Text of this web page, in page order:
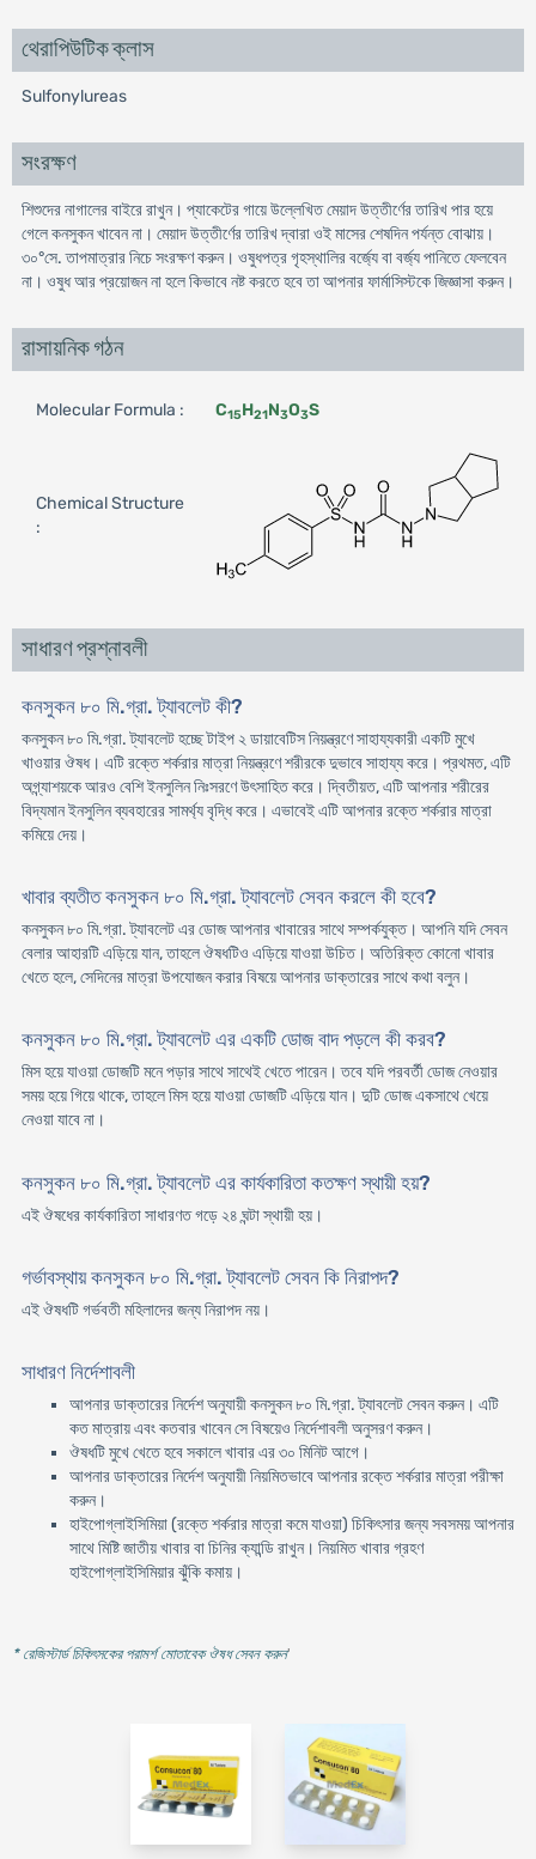
থেরাপিউটিক ক্লাস
Sulfonylureas
সংরক্ষণ
শিশুদের নাগালের বাইরে রাখুন। প্যাকেটের গায়ে উল্লেখিত মেয়াদ উত্তীর্ণের তারিখ পার হয়ে
গেলে কনসুকন খাবেন না। মেয়াদ উত্তীর্ণের তারিখ দ্বারা ওই মাসের শেষদিন পর্যন্ত বোঝায়।
৩০°সে. তাপমাত্রার নিচে সংরক্ষণ করুন। ওষুধপত্র গৃহস্থালির বর্জ্যে বা বর্জ্য পানিতে ফেলবেন
না। ওষুধ আর প্রয়োজন না হলে কিভাবে নষ্ট করতে হবে তা আপনার ফার্মাসিস্টকে জিজ্ঞাসা করুন।
রাসায়নিক গঠন
Molecular Formula : C15H21N3O3S
Chemical Structure
:
সাধারণ প্রশ্নাবলী
কনসুকন ৮০ মি.গ্রা. ট্যাবলেট কী?
কনসুকন ৮০ মি.গ্রা. ট্যাবলেট হচ্ছে টাইপ ২ ডায়াবেটিস নিয়ন্ত্রণে সাহায্যকারী একটি মুখে
খাওয়ার ঔষধ। এটি রক্তে শর্করার মাত্রা নিয়ন্ত্রণে শরীরকে দুভাবে সাহায্য করে। প্রথমত, এটি
অগ্ন্যাশয়কে আরও বেশি ইনসুলিন নিঃসরণে উৎসাহিত করে। দ্বিতীয়ত, এটি আপনার শরীরের
বিদ্যমান ইনসুলিন ব্যবহারের সামর্থ্য বৃদ্ধি করে। এভাবেই এটি আপনার রক্তে শর্করার মাত্রা
কমিয়ে দেয়।
খাবার ব্যতীত কনসুকন ৮০ মি.গ্রা. ট্যাবলেট সেবন করলে কী হবে?
কনসুকন ৮০ মি.গ্রা. ট্যাবলেট এর ডোজ আপনার খাবারের সাথে সম্পর্কযুক্ত। আপনি যদি সেবন
বেলার আহারটি এড়িয়ে যান, তাহলে ঔষধটিও এড়িয়ে যাওয়া উচিত। অতিরিক্ত কোনো খাবার
খেতে হলে, সেদিনের মাত্রা উপযোজন করার বিষয়ে আপনার ডাক্তারের সাথে কথা বলুন।
কনসুকন ৮০ মি.গ্রা. ট্যাবলেট এর একটি ডোজ বাদ পড়লে কী করব?
মিস হয়ে যাওয়া ডোজটি মনে পড়ার সাথে সাথেই খেতে পারেন। তবে যদি পরবর্তী ডোজ নেওয়ার
সময় হয়ে গিয়ে থাকে, তাহলে মিস হয়ে যাওয়া ডোজটি এড়িয়ে যান। দুটি ডোজ একসাথে খেয়ে
নেওয়া যাবে না।
কনসুকন ৮০ মি.গ্রা. ট্যাবলেট এর কার্যকারিতা কতক্ষণ স্থায়ী হয়?
এই ঔষধের কার্যকারিতা সাধারণত গড়ে ২৪ ঘন্টা স্থায়ী হয়।
গর্ভাবস্থায় কনসুকন ৮০ মি.গ্রা. ট্যাবলেট সেবন কি নিরাপদ?
এই ঔষধটি গর্ভবতী মহিলাদের জন্য নিরাপদ নয়।
সাধারণ নির্দেশাবলী
আপনার ডাক্তারের নির্দেশ অনুযায়ী কনসুকন ৮০ মি.গ্রা. ট্যাবলেট সেবন করুন। এটি
কত মাত্রায় এবং কতবার খাবেন সে বিষয়েও নির্দেশাবলী অনুসরণ করুন।
ঔষধটি মুখে খেতে হবে সকালে খাবার এর ৩০ মিনিট আগে।
আপনার ডাক্তারের নির্দেশ অনুযায়ী নিয়মিতভাবে আপনার রক্তে শর্করার মাত্রা পরীক্ষা
করুন।
হাইপোগ্লাইসিমিয়া (রক্তে শর্করার মাত্রা কমে যাওয়া) চিকিৎসার জন্য সবসময় আপনার
সাথে মিষ্টি জাতীয় খাবার বা চিনির ক্যান্ডি রাখুন। নিয়মিত খাবার গ্রহণ
হাইপোগ্লাইসিমিয়ার ঝুঁকি কমায়।
* রেজিস্টার্ড চিকিৎসকের পরামর্শ মোতাবেক ঔষধ সেবন করুন'